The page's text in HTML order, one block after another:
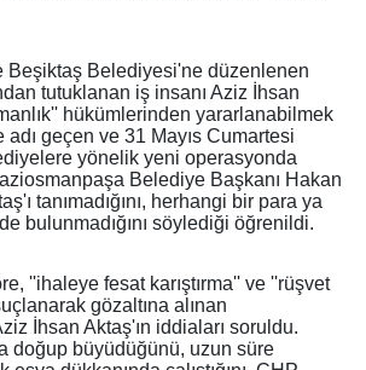
Beşiktaş Belediyesi'ne düzenlenen
tutuklanan iş insanı Aziz İhsan
hükümlerinden yararlanabilmek
geçen ve 31 Mayıs Cumartesi
yönelik yeni operasyonda
Belediye Başkanı Hakan
tanımadığını, herhangi bir para ya
bulunmadığını söylediği öğrenildi.
''ihaleye fesat karıştırma'' ve ''rüşvet
gözaltına alınan
İhsan Aktaş'ın iddiaları soruldu.
doğup büyüdüğünü, uzun süre